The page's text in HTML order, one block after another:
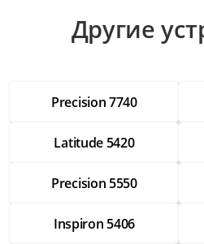
от 2 500 ₽
Настройка операционной
от 3 500 ₽
от 3 500 ₽
Другие
Precision 7740
Latitude 5420
Precision 5550
Inspiron 5406